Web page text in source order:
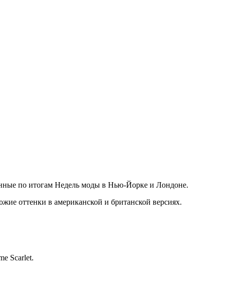
по итогам Недель моды в Нью-Йорке и Лондоне.
оттенки в американской и британской версиях.
Scarlet.